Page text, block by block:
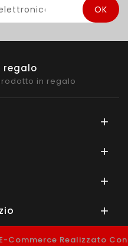
regalo
in regalo




Commerce Realizzato Con